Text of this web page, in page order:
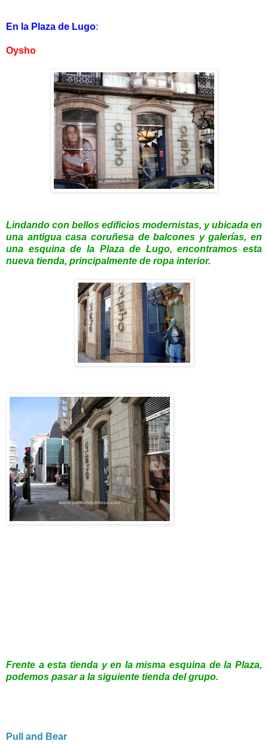
En la Plaza de Lugo:
Oysho
Lindando con bellos edificios modernistas, y ubicada en
una antigua casa coruñesa de balcones y galerías, en
una esquina de la Plaza de Lugo, encontramos esta
nueva tienda, principalmente de ropa interior.
Frente a esta tienda y en la misma esquina de la Plaza,
podemos pasar a la siguiente tienda del grupo.
Pull and Bear